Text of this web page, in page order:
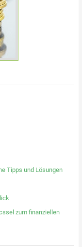
Tipps und Lösungen
zum finanziellen